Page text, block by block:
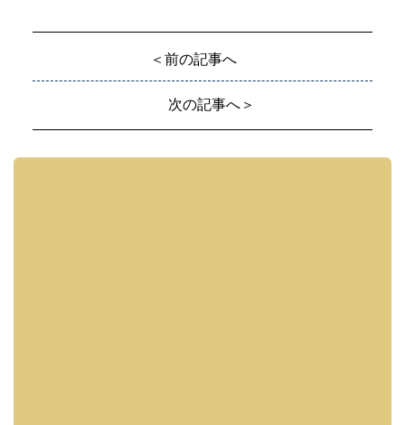
＜前の記事へ
次の記事へ＞